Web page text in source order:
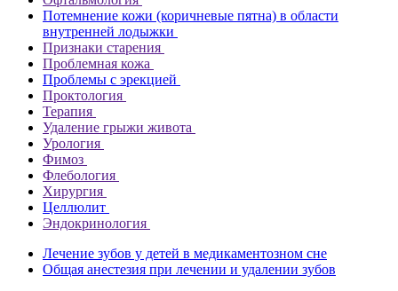
Потемнение кожи (коричневые пятна) в области
внутренней лодыжки
Признаки старения
Проблемная кожа
Проблемы с эрекцией
Проктология
Терапия
Удаление грыжи живота
Урология
Фимоз
Флебология
Хирургия
Целлюлит
Эндокринология
Лечение зубов у детей в медикаментозном сне
Общая анестезия при лечении и удалении зубов